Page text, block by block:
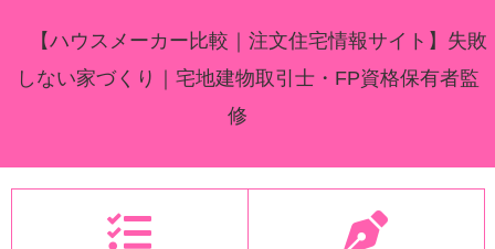
【ハウスメーカー比較｜注文住宅情報サイト】失敗
しない家づくり｜宅地建物取引士・FP資格保有者監
修